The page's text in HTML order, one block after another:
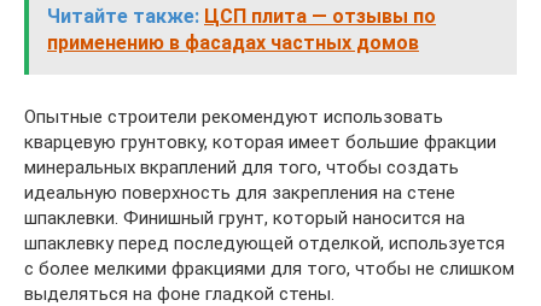
Читайте также: ЦСП плита — отзывы по
применению в фасадах частных домов
Опытные строители рекомендуют использовать
кварцевую грунтовку, которая имеет большие фракции
минеральных вкраплений для того, чтобы создать
идеальную поверхность для закрепления на стене
шпаклевки. Финишный грунт, который наносится на
шпаклевку перед последующей отделкой, используется
с более мелкими фракциями для того, чтобы не слишком
выделяться на фоне гладкой стены.